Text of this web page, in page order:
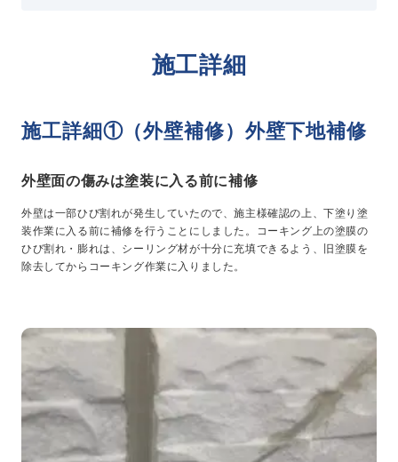
施工詳細
施工詳細①（外壁補修）外壁下地補修
外壁面の傷みは塗装に入る前に補修
外壁は一部ひび割れが発生していたので、施主様確認の上、下塗り塗
装作業に入る前に補修を行うことにしました。コーキング上の塗膜の
ひび割れ・膨れは、シーリング材が十分に充填できるよう、旧塗膜を
除去してからコーキング作業に入りました。